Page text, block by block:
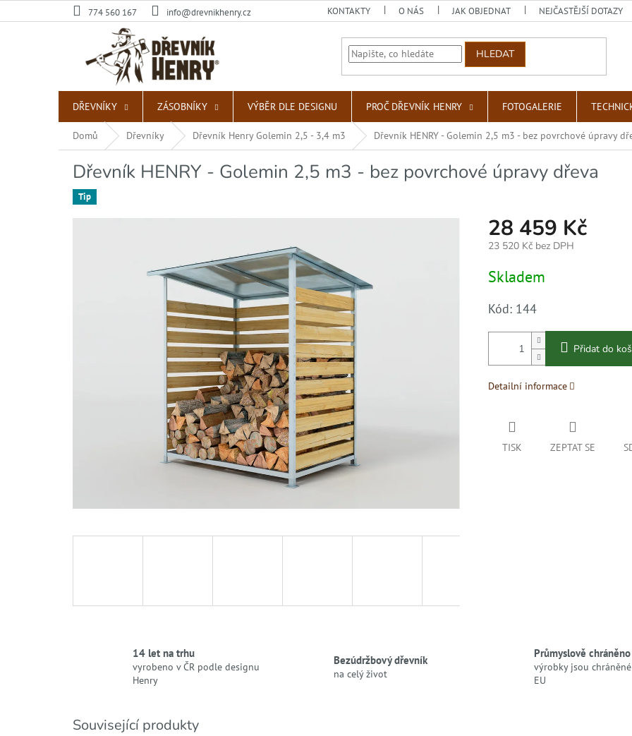
na
774 560 167 info@drevnikhenry.cz KONTAKTY O NÁS JAK OBJEDNAT NEJČASTĚJŠÍ DOTAZY
HLEDAT
DŘEVNÍKY ZÁSOBNÍKY VÝBĚR DLE DESIGNU PROČ DŘEVNÍK HENRY FOTOGALERIE
Domů Dřevníky Dřevník Henry Golemin 2,5 - 3,4 m3 Dřevník HENRY - Golemin 2,5 m3 - bez povrchové úpravy
Dřevník HENRY - Golemin 2,5 m3 - bez povrchové úpravy dřeva
Tip
28 459 Kč
23 520 Kč bez DPH
cena:
Skladem
Kód: 144
Přidat do
Detailní informace
TISK ZEPTAT SE
14 let na trhu
vyrobeno v ČR podle designu
Henry
Bezúdržbový dřevník
na celý život
Průmyslově chráněno
výrobky jsou
EU
Související produkty